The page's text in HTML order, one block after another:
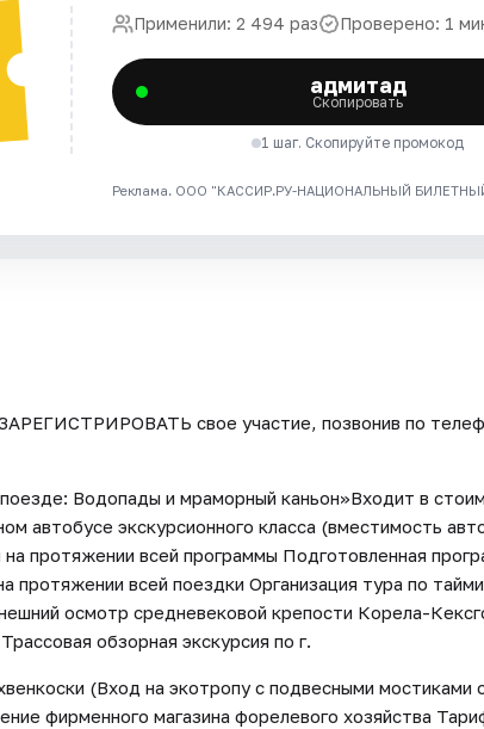
Применили: 2 494 раз Проверено: 1
адмитад
Скопировать
1 шаг. Скопируйте промокод
Реклама. ООО "КАССИР.РУ-НАЦИОНАЛЬНЫЙ БИЛЕТНЫЙ
свое участие, позвонив по
Водопады и мраморный каньон»Входит в
автобусе экскурсионного класса (вместимость
протяжении всей программы Подготовленная
протяжении всей поездки Организация тура по
осмотр средневековой крепости Корела-
обзорная экскурсия по г.
(Вход на экотропу с подвесными мостиками
фирменного магазина форелевого хозяйства